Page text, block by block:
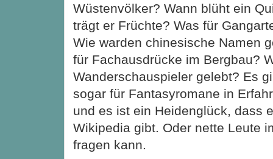
Wüstenvölker? Wann blüht ein
trägt er Früchte? Was für
Wie warden chinesische Namen
für Fachausdrücke im Bergbau?
Wanderschauspieler gelebt? Es
sogar für Fantasyromane in
und es ist ein Heidenglück, dass
Wikipedia gibt. Oder nette Leute
fragen kann.